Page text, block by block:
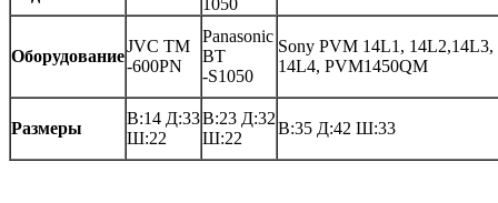
1050
Оборудование
JVC TM
-600PN
Panasonic
BT
-S1050
Sony PVM 14L1, 14L2,14L3,
14L4, PVM1450QM
Размеры
В:14 Д:33
Ш:22
В:23 Д:32
Ш:22
В:35 Д:42 Ш:33